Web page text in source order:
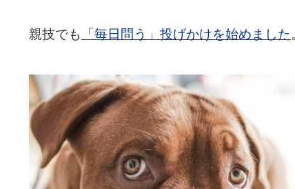
親技でも 「毎日問う」投げかけを始めました